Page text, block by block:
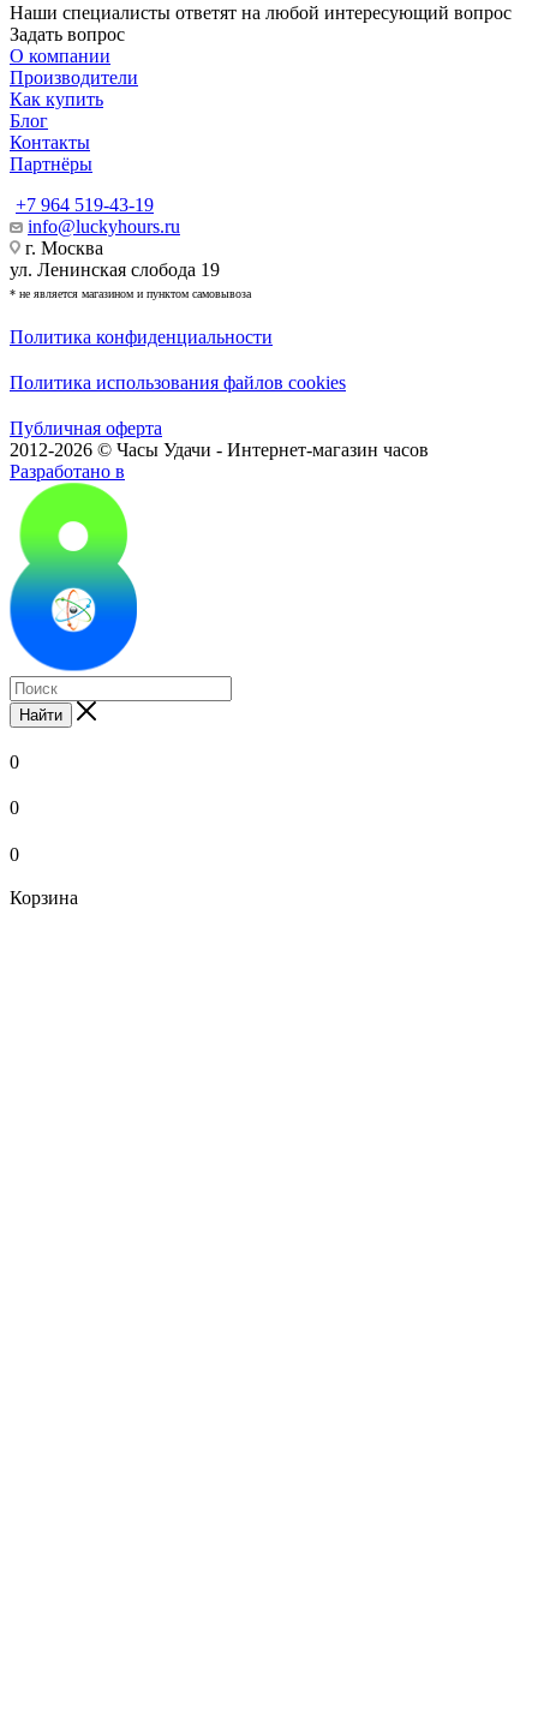
Наши специалисты ответят на любой интересующий вопрос
Задать вопрос
О компании
Производители
Как купить
Блог
Контакты
Партнёры
+7 964 519-43-19
info@luckyhours.ru
г. Москва
ул. Ленинская слобода 19
* не является магазином и пунктом самовывоза
Политика конфиденциальности
Политика использования файлов cookies
Публичная оферта
2012-2026 © Часы Удачи - Интернет-магазин часов
Разработано в
Найти
0
0
0
Корзина